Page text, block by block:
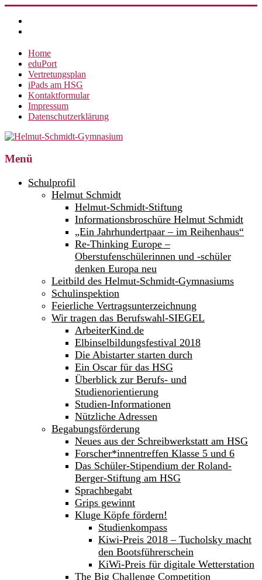
Inhalt
springen
Home
eduPort
Vertretungsplan
iPads am HSG
Kontaktformular
Impressum
Datenschutzerklärung
Helmut-
Gymnasium
Menü
Schulprofil
Helmut Schmidt
Helmut-Schmidt-Stiftung
Informationsbroschüre Helmut Schmidt
„Ein Jahrhundertpaar – im Reihenhaus“
Re-Thinking Europe –
Oberstufenschülerinnen und -schüler
denken Europa neu
Leitbild des Helmut-Schmidt-Gymnasiums
Schulinspektion
Feierliche Vertragsunterzeichnung
Wir tragen das Berufswahl-SIEGEL
ArbeiterKind.de
Elbinselbildungsfestival 2018
Die Abistarter starten durch
Ein Oscar für das HSG
Überblick zur Berufs- und
Studienorientierung
Studien-Informationen
Nützliche Adressen
Begabungsförderung
Neues aus der Schreibwerkstatt am HSG
Forscher*innentreffen Klasse 5 und 6
Das Schüler-Stipendium der Roland-
Berger-Stiftung am HSG
Sprachbegabt
Grips gewinnt
Kluge Köpfe fördern!
Studienkompass
Kiwi-Preis 2018 – Tucholsky macht
den Bootsführerschein
KiWi-Preis für digitale Wetterstation
The Big Challenge Competition